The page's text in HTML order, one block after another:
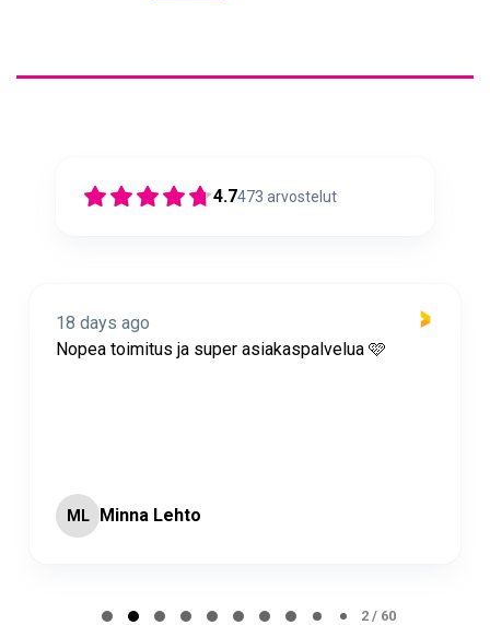
4.7473 arvostelut
18 days ago
Nopea toimitus ja super asiakaspalvelua 🩷
ML Minna Lehto
2 / 60